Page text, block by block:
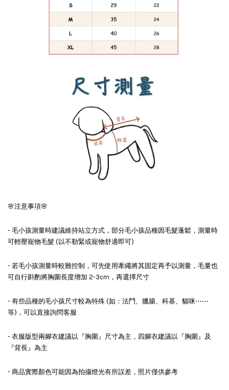
🌸注意事項🌸
- 毛小孩測量時建議維持站立方式，部分毛小孩品種因毛髮蓬鬆，測量時
可輕壓寵物毛髮 (以不勒緊或寵物舒適即可)
- 若毛小孩測量時較難控制，可先使用牽繩將其固定再予以測量，毛量也
可自行斟酌將胸圍長度增加 2-3cm，再選擇尺寸
- 有些品種的毛小孩尺寸較為特殊 (如：法鬥、臘腸、科基、貓咪⋯⋯
等)，可以直接詢問客服
- 衣服版型兩腳衣建議以『胸圍』尺寸為主，四腳衣建議以『胸圍』及
『背長』為主
- 商品實際顏色可能因為拍攝燈光有所誤差，照片僅供參考